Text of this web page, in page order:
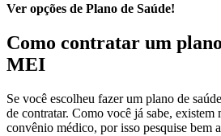
Ver opções de Plano de Saúde!
Como contratar um
MEI
Se você escolheu fazer um plano de
de contratar. Como você já sabe, existem
convênio médico, por isso pesquise bem